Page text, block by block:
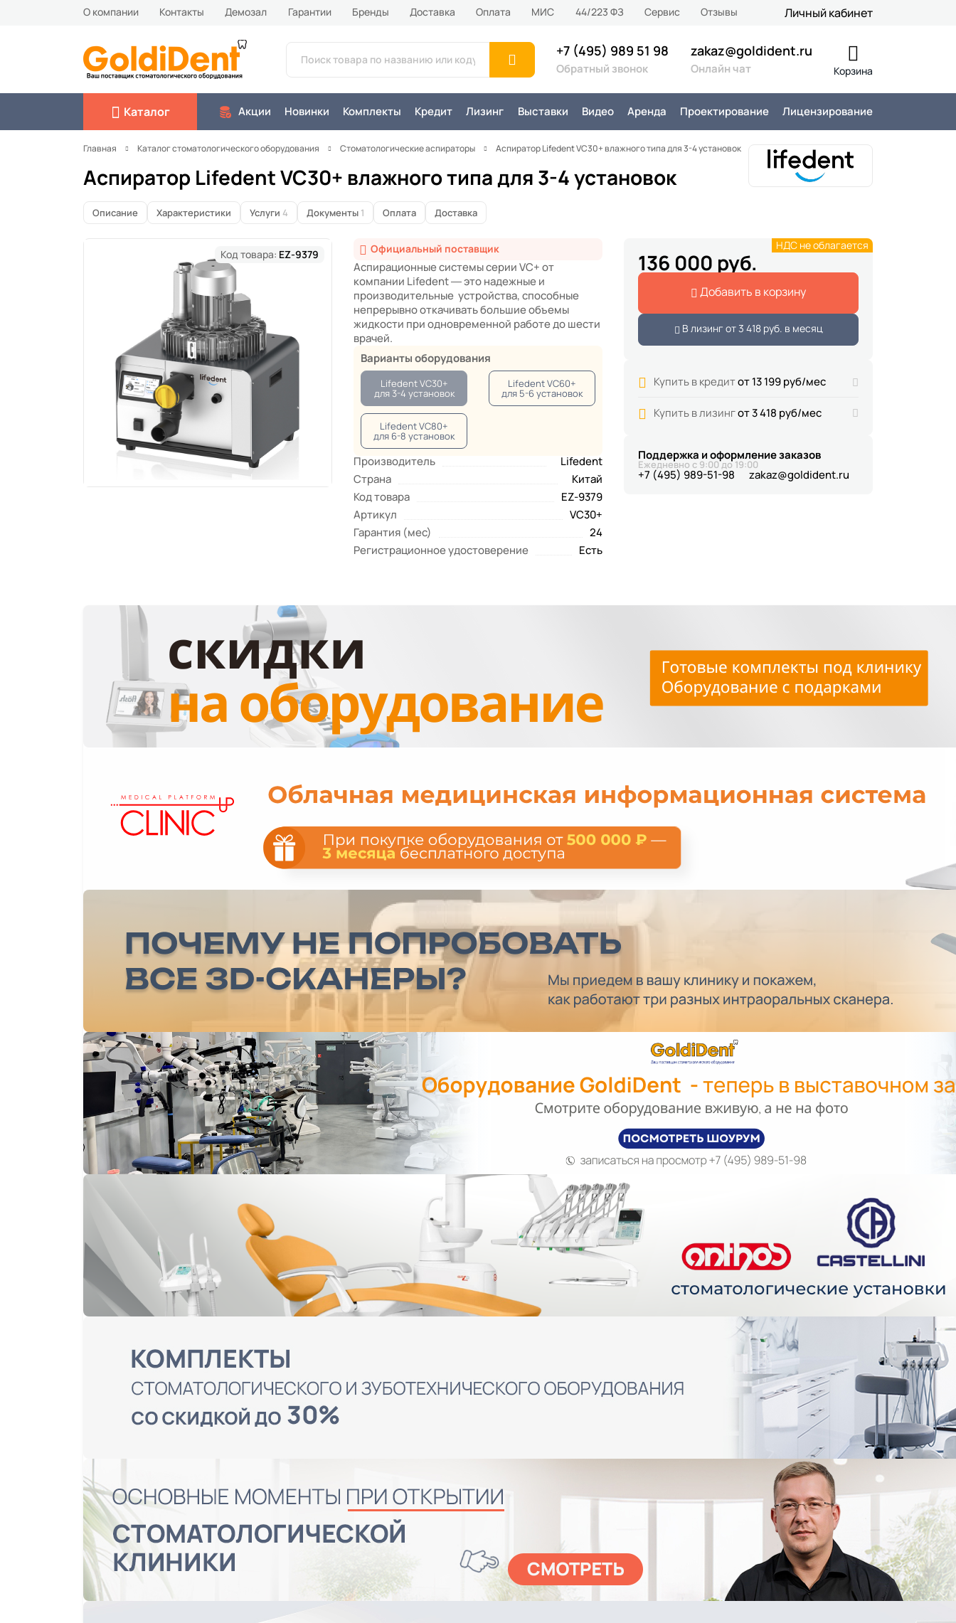
О компании Контакты Демозал Гарантии Бренды Доставка Оплата MИС 44/223 ФЗ Сервис Отзывы Личный кабинет
+7 (495) 989 51 98
Обратный звонок
zakaz@goldident.ru
Онлайн чат Корзина
Каталог Акции Новинки Комплекты Кредит Лизинг Выставки Видео Аренда Проектирование Лицензирование
Главная Каталог стоматологического оборудования Стоматологические аспираторы Аспиратор Lifedent VC30+ влажного типа для 3-4 установок
Аспиратор Lifedent VC30+ влажного типа для 3-4 установок
Описание Характеристики Услуги 4 Документы 1 Оплата Доставка
Код товара: EZ-9379 Официальный поставщик
Аспирационные системы серии VC+ от
компании Lifedent — это надежные и
производительные устройства, способные
непрерывно откачивать большие объемы
жидкости при одновременной работе до шести
врачей.
Варианты оборудования
Lifedent VC30+
для 3-4 установок
Lifedent VC60+
для 5-6 установок
Lifedent VC80+
для 6-8 установок
Производитель
Lifedent
Страна
Китай
Код товара
EZ-9379
Артикул
VC30+
Гарантия (мес)
24
Регистрационное удостоверение
Есть
136 000 руб.
Добавить в корзину
В лизинг от3 418 руб. в месяц
НДС не облагается
Купить в кредитот 13 199 руб/мес
Купить в лизингот 3 418 руб/мес
Поддержка и оформление заказов
Ежедневно с 9:00 до 19:00
+7 (495) 989-51-98 zakaz@goldident.ru